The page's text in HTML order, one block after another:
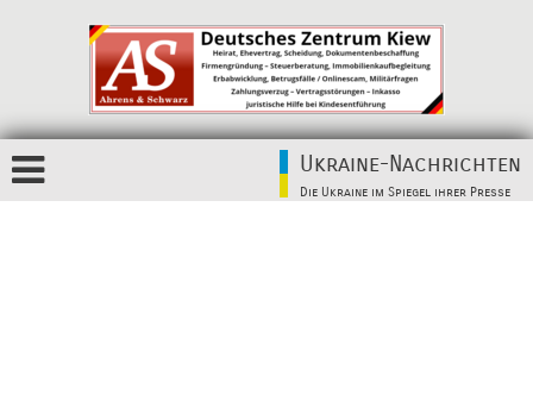
Ukraine-Nachrichten
Die Ukraine im Spiegel ihrer Presse